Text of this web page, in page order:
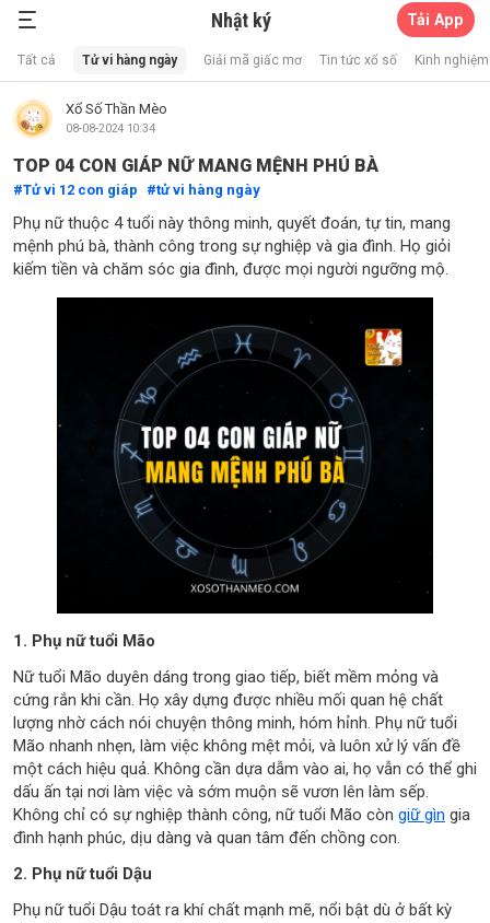
Nhật ký Tải App
Tất cả Tử vi hàng ngày Giải mã giấc mơ Tin tức xổ số Kinh
Xổ Số Thần Mèo
08-08-2024 10:34
TOP 04 CON GIÁP NỮ MANG MỆNH PHÚ BÀ
Tử vi 12 con giáp tử vi hàng ngày
Phụ nữ thuộc 4 tuổi này thông minh, quyết đoán, tự tin, mang
mệnh phú bà, thành công trong sự nghiệp và gia đình. Họ giỏi
kiếm tiền và chăm sóc gia đình, được mọi người ngưỡng mộ.
1. Phụ nữ tuổi Mão
Nữ tuổi Mão duyên dáng trong giao tiếp, biết mềm mỏng và
cứng rắn khi cần. Họ xây dựng được nhiều mối quan hệ chất
lượng nhờ cách nói chuyện thông minh, hóm hỉnh. Phụ nữ tuổi
Mão nhanh nhẹn, làm việc không mệt mỏi, và luôn xử lý vấn đề
một cách hiệu quả. Không cần dựa dẫm vào ai, họ vẫn có thể ghi
dấu ấn tại nơi làm việc và sớm muộn sẽ vươn lên làm sếp.
Không chỉ có sự nghiệp thành công, nữ tuổi Mão còn giữ gìn gia
đình hạnh phúc, dịu dàng và quan tâm đến chồng con.
2. Phụ nữ tuổi Dậu
Phụ nữ tuổi Dậu toát ra khí chất mạnh mẽ, nổi bật dù ở bất kỳ